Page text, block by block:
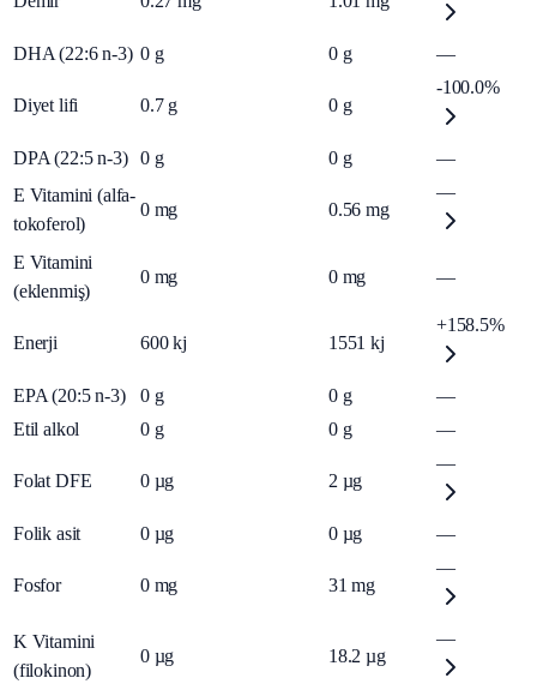
DHA (22:6 n-3) 0 g 0 g —
Diyet lifi 0.7 g 0 g
-100.0%
DPA (22:5 n-3) 0 g 0 g
—
E Vitamini (alfa-
tokoferol)
0 mg 0.56 mg
—
E Vitamini
(eklenmiş)
0 mg 0 mg —
Enerji 600 kj 1551 kj
+158.5%
EPA (20:5 n-3) 0 g 0 g
—
Etil alkol
0 g 0 g —
Folat DFE 0 µg 2 µg
—
Folik asit 0 µg 0 µg —
Fosfor 0 mg 31 mg
—
K Vitamini
(filokinon)
0 µg 18.2 µg
—